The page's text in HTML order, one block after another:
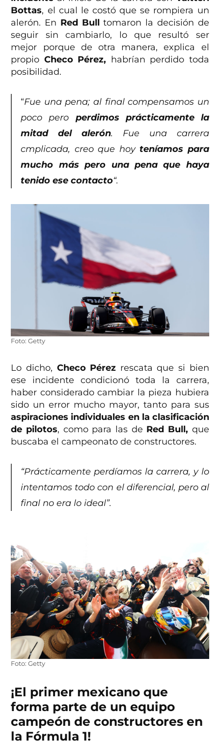
Bottas, el cual le costó que se rompiera un
alerón. En Red Bulltomaron la decisión de
seguir sin cambiarlo, lo que resultó ser
mejor porque de otra manera, explica el
propio Checo Pérez, habrían perdido toda
posibilidad.
“Fue una pena; al final compensamos un
poco pero perdimos prácticamente la
mitad del alerón. Fue una carrera
cmplicada, creo que hoyteníamos para
mucho más pero una pena que haya
tenido ese contacto“.
Foto: Getty
Lo dicho, Checo Pérez rescata que si bien
ese incidente condicionó toda la carrera,
haber considerado cambiar la pieza hubiera
sido un error mucho mayor, tanto para sus
aspiraciones individuales en la clasificación
de pilotos, como para las de Red Bull, que
buscaba el campeonato de constructores.
“Prácticamente perdíamos la carrera, y lo
intentamos todo con el diferencial, pero al
final no era lo ideal”.
Foto: Getty
¡El primer mexicano que
forma parte de un equipo
campeón de constructores en
la Fórmula 1!